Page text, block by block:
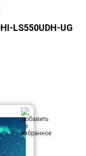
LS550UDH-UG